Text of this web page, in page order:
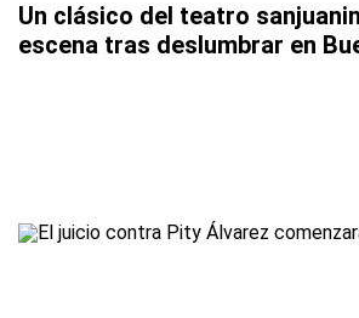
Un clásico del teatro
escena tras deslumbrar en